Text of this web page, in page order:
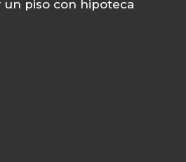
un piso con hipoteca